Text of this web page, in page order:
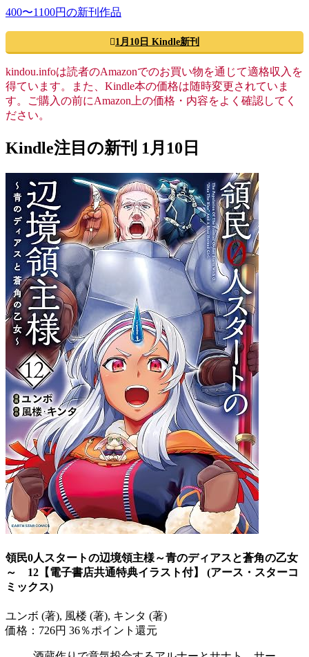
400〜1100円の新刊作品
1月10日 Kindle新刊
kindou.infoは読者のAmazonでのお買い物を通じて適格収入を
得ています。また、Kindle本の価格は随時変更されていま
す。ご購入の前にAmazon上の価格・内容をよく確認してく
ださい。
Kindle注目の新刊 1月10日
領民0人スタートの辺境領主様～青のディアスと蒼角の乙女
～ 12【電子書店共通特典イラスト付】 (アース・スターコ
ミックス)
ユンボ (著), 風楼 (著), キンタ (著)
価格：726円 36％ポイント還元